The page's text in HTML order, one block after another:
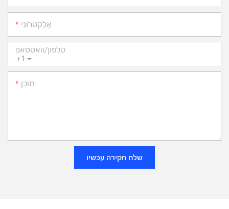
אֶלֶקטרוֹנִי
+1
טלפון/וואטסאפ
תוֹכֶן
שלח חקירה עכשיו